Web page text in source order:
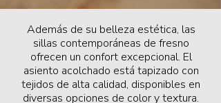
Además de su belleza estética, las
sillas contemporáneas de fresno
ofrecen un confort excepcional. El
asiento acolchado está tapizado con
tejidos de alta calidad, disponibles en
diversas opciones de color y textura.